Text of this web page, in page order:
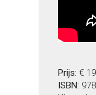
Prijs: €
ISBN: